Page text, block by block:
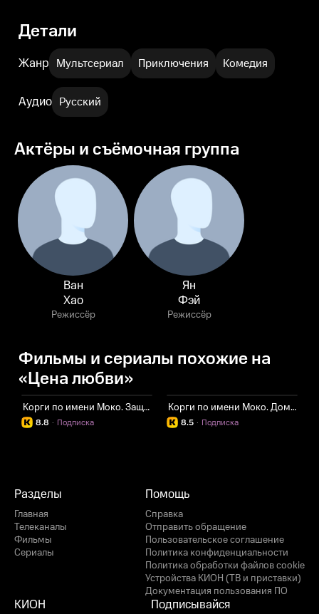
Детали
Жанр Мультсериал Приключения Комедия
Аудио Русский
Актёры и съёмочная группа
Ван
Хао
Режиссёр
Ян
Фэй
Режиссёр
Фильмы и сериалы похожие на
«Цена любви»
Корги по имени Моко. Защитники планеты
8.8 Подписка
·
Корги по имени Моко. Домашние животные 2
8.5 Подписка
·
Разделы
Главная
Телеканалы
Фильмы
Сериалы
Помощь
Справка
Отправить обращение
Пользовательское соглашение
Политика конфиденциальности
Политика обработки файлов cookie
Устройства КИОН (ТВ и приставки)
Документация пользования ПО
КИОН Подписывайся